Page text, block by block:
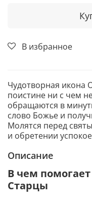
В избранное
Чудотворная икона
поистине ни с чем
обращаются в
слово Божье и
Молятся перед
и обретении
Описание
В чем
Старцы